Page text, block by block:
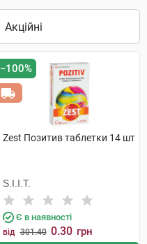
−100%
Zest Позитив таблетки 14 шт
S.I.I.T.
Є в наявності
від 301.40 0.30 грн